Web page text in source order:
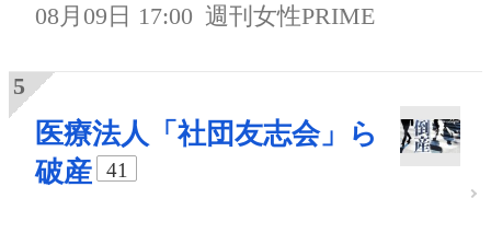
08月09日 17:00 週刊女性PRIME
医療法人「社団友志会」ら
破産
41